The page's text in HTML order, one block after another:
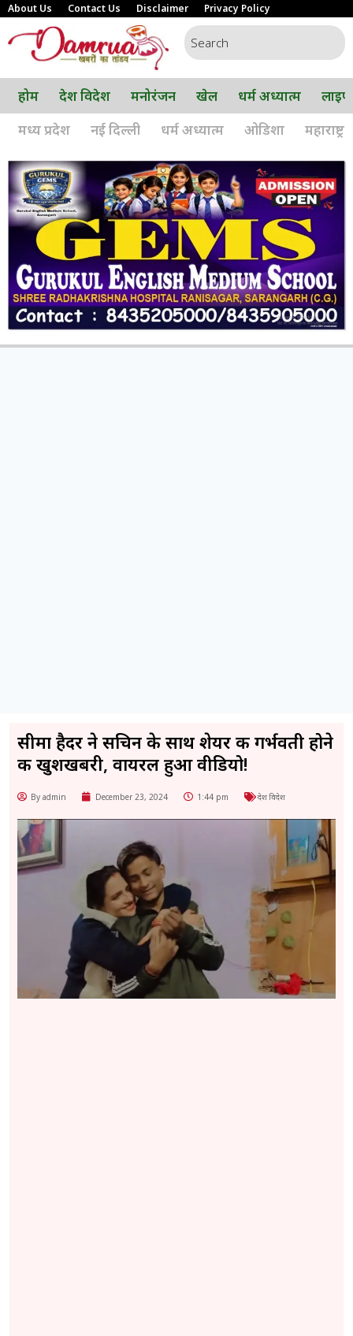
About Us Contact Us Disclaimer Privacy Policy
होम देश विदेश मनोरंजन खेल धर्म अध्यात्म
मध्य प्रदेश
नई दिल्ली धर्म अध्यात्म ओडिशा महाराष्ट्र
सीमा हैदर ने सचिन के साथ शेयर की गर्भवती होने
की खुशखबरी, वायरल हुआ वीडियो!
By admin December 23, 2024 1:44 pm देश विदेश